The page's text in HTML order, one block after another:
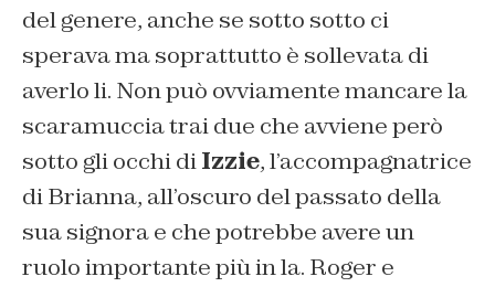
del genere, anche se sotto sotto ci
sperava ma soprattutto è sollevata di
averlo li. Non può ovviamente mancare la
scaramuccia trai due che avviene però
sotto gli occhi diIzzie, l’accompagnatrice
di Brianna, all’oscuro del passato della
sua signora e che potrebbe avere un
ruolo importante più in la. Roger e